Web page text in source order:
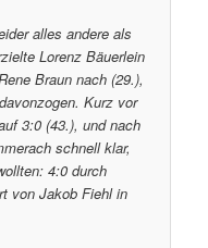
alles andere als
Lorenz Bäuerlein
Braun nach (29.),
Kurz vor
3:0 (43.), und nach
schnell klar,
4:0 durch
von Jakob Fiehl in